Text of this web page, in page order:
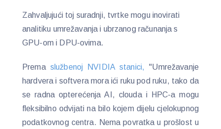
Zahvaljujući toj suradnji, tvrtke mogu inovirati
analitiku umrežavanja i ubrzanog računanja s
GPU-om i DPU-ovima.
Prema službenoj NVIDIA stanici,
"Umrežavanje
hardvera i softvera mora ići ruku pod ruku, tako da
se radna opterećenja AI, clouda i HPC-a mogu
fleksibilno odvijati na bilo kojem dijelu cjelokupnog
podatkovnog centra. Nema povratka u prošlost u